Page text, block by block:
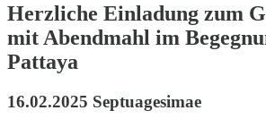
Herzliche Einladung zum
mit Abendmahl im
Pattaya
16.02.2025 Septuagesimae